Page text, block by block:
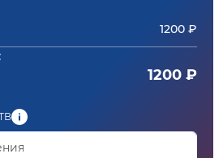
1200 ₽
1200 ₽